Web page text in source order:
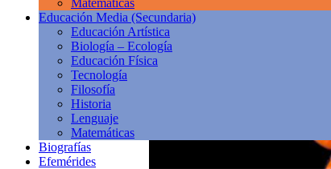
Matemáticas
Educación Media (Secundaria)
Educación Artística
Biología – Ecología
Educación Física
Tecnología
Filosofía
Historia
Lenguaje
Matemáticas
Biografías
Efemérides